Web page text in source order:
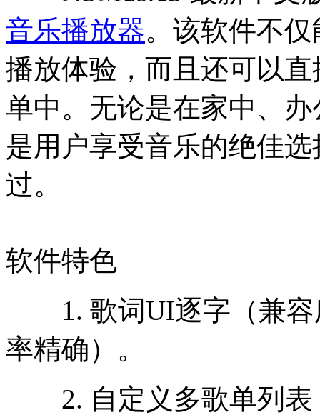
音乐播放器。该软件不
播放体验，而且还可以
单中。无论是在家中、
是用户享受音乐的绝佳
过。
软件特色
1. 歌词UI逐字（兼容
率精确）。
2. 自定义多歌单列表